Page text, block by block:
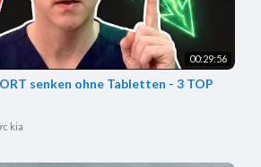
00:29:56
senken ohne Tabletten - 3 TOP
kia